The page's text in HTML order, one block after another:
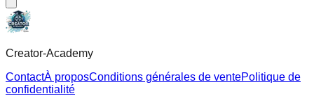
Creator-Academy
ContactÀ proposConditions générales de ventePolitique de
confidentialité